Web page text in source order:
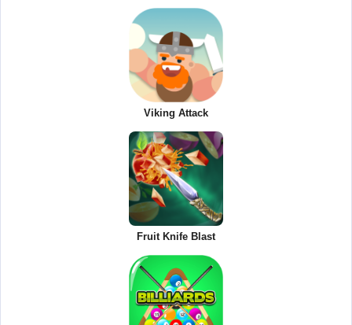
Viking Attack
Fruit Knife Blast